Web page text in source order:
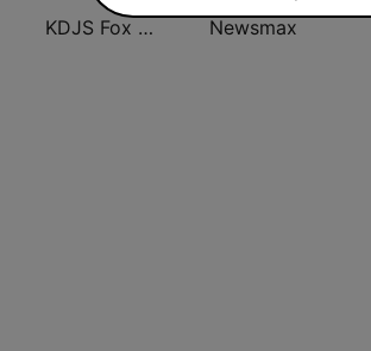
KDJS Fox News Radio 1590 / 105.7 Newsmax